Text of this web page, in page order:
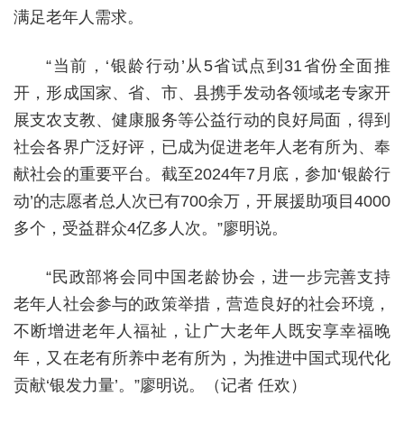
满足老年人需求。
“当前，‘银龄行动’从5省试点到31省份全面推
开，形成国家、省、市、县携手发动各领域老专家开
展支农支教、健康服务等公益行动的良好局面，得到
社会各界广泛好评，已成为促进老年人老有所为、奉
献社会的重要平台。截至2024年7月底，参加‘银龄行
动’的志愿者总人次已有700余万，开展援助项目4000
多个，受益群众4亿多人次。”廖明说。
“民政部将会同中国老龄协会，进一步完善支持
老年人社会参与的政策举措，营造良好的社会环境，
不断增进老年人福祉，让广大老年人既安享幸福晚
年，又在老有所养中老有所为，为推进中国式现代化
贡献‘银发力量’。”廖明说。（记者 任欢）